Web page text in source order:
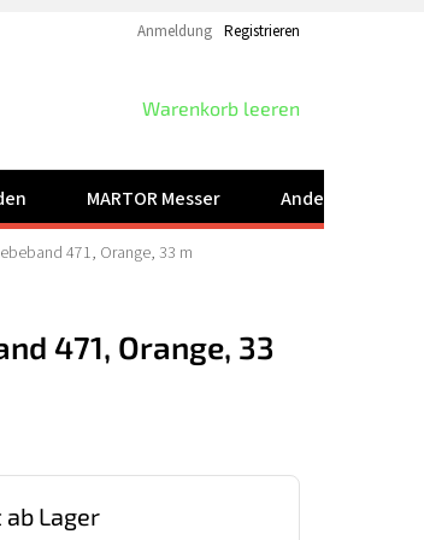
Anmeldung Registrieren
WARENKORB
Warenkorb leeren
MARTOR Messer Andere Produkte
471, Orange, 33 m
Lager
471, Orange, 33